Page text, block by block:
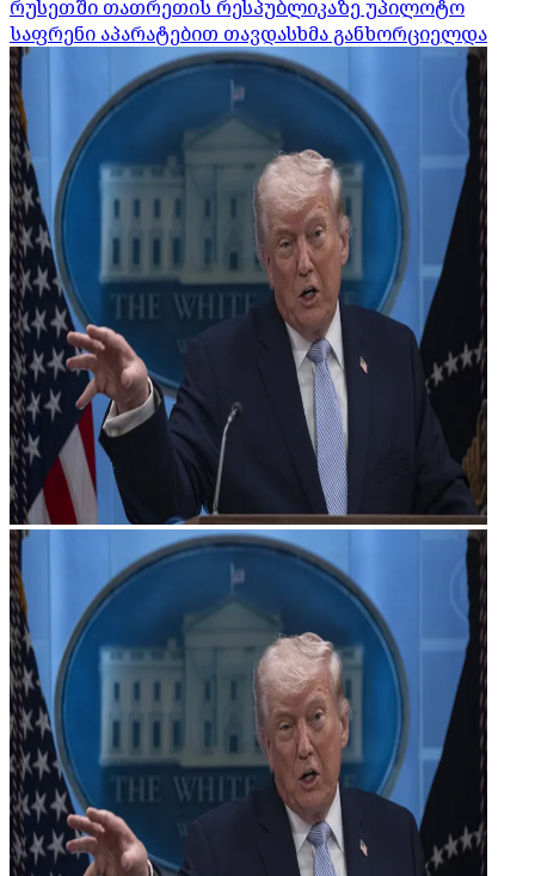
რუსეთში თათრეთის რესპუბლიკაზე უპილოტო
საფრენი აპარატებით თავდასხმა განხორციელდა